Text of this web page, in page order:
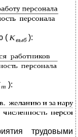
( ):
):
трудовыми